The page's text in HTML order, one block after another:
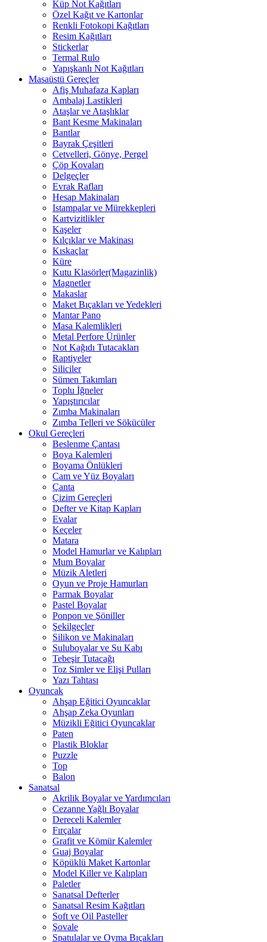
Küp Not Kağıtları
Özel Kağıt ve Kartonlar
Renkli Fotokopi Kağıtları
Resim Kağıtları
Stickerlar
Termal Rulo
Yapışkanlı Not Kağıtları
Masaüstü Gereçler
Afiş Muhafaza Kapları
Ambalaj Lastikleri
Ataşlar ve Ataşlıklar
Bant Kesme Makinaları
Bantlar
Bayrak Çeşitleri
Cetvelleri, Gönye, Pergel
Çöp Kovaları
Delgeçler
Evrak Rafları
Hesap Makinaları
Istampalar ve Mürekkepleri
Kartvizitlikler
Kaşeler
Kılçıklar ve Makinası
Kıskaçlar
Küre
Kutu Klasörler(Magazinlik)
Magnetler
Makaslar
Maket Bıçakları ve Yedekleri
Mantar Pano
Masa Kalemlikleri
Metal Perfore Ürünler
Not Kağıdı Tutacakları
Raptiyeler
Siliciler
Sümen Takımları
Toplu İğneler
Yapıştırıcılar
Zımba Makinaları
Zımba Telleri ve Sökücüler
Okul Gereçleri
Beslenme Çantası
Boya Kalemleri
Boyama Önlükleri
Cam ve Yüz Boyaları
Çanta
Çizim Gereçleri
Defter ve Kitap Kapları
Evalar
Keçeler
Matara
Model Hamurlar ve Kalıpları
Mum Boyalar
Müzik Aletleri
Oyun ve Proje Hamurları
Parmak Boyalar
Pastel Boyalar
Ponpon ve Şöniller
Şekilgeçler
Silikon ve Makinaları
Suluboyalar ve Su Kabı
Tebeşir Tutacağı
Toz Simler ve Elişi Pulları
Yazı Tahtası
Oyuncak
Ahşap Eğitici Oyuncaklar
Ahşap Zeka Oyunları
Müzikli Eğitici Oyuncaklar
Paten
Plastik Bloklar
Puzzle
Top
Balon
Sanatsal
Akrilik Boyalar ve Yardımcıları
Cezanne Yağlı Boyalar
Dereceli Kalemler
Fırçalar
Grafit ve Kömür Kalemler
Guaj Boyalar
Köpüklü Maket Kartonlar
Model Killer ve Kalıpları
Paletler
Sanatsal Defterler
Sanatsal Resim Kağıtları
Soft ve Oil Pasteller
Şovale
Spatulalar ve Oyma Bıçakları